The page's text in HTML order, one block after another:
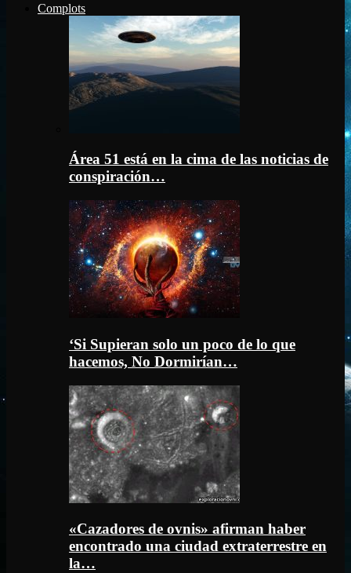
Complots
Área 51 está en la cima de las noticias de
conspiración…
‘Si Supieran solo un poco de lo que
hacemos, No Dormirían…
«Cazadores de ovnis» afirman haber
encontrado una ciudad extraterrestre en
la…